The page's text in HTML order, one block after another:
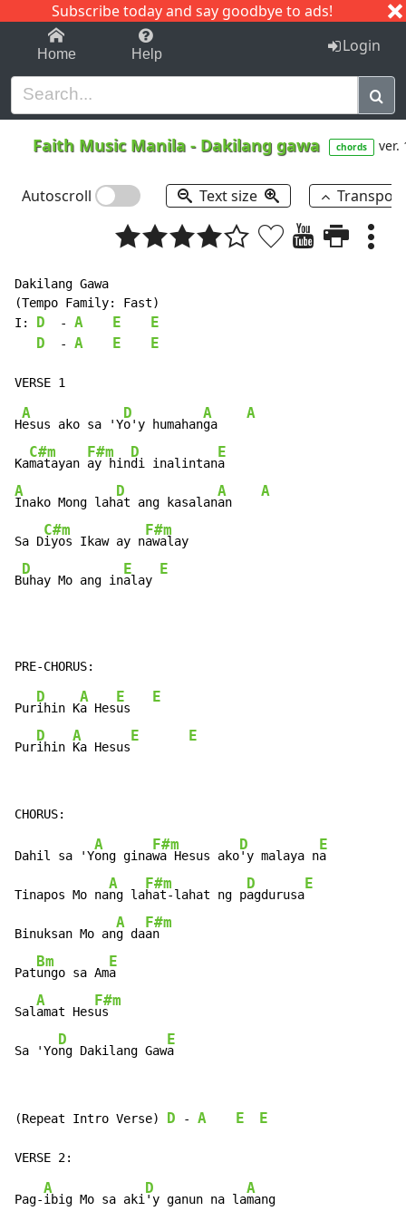
Subscribe today and say goodbye to ads!
1-9 C I J
Home Help Login
Faith Music Manila - Dakilang gawa chords ver.
Autoscroll Text size
Dakilang Gawa
(Tempo Family: Fast)
I:
D - A E
E
D
- A E E
H
A
esus ako sa 'Y
D
o'y humahan
A
ga
A
Ka
C#m
matayan
F#m
ay hin
D
di inalintan
E
A
Inako Mong lah
D
at ang kasalan
A
an
A
Sa D
C#m
iyos Ikaw ay n
F#m
awalay
B
D
uhay Mo ang in
E
alay
E
Pur
D
ihin K
A
a Hes
E
us
E
Pur
D
ihin
A
Ka Hesus
E E
Dahil sa 'Y
A
ong gina
F#m
wa Hesus ako
D
'y malaya n
E
a
Tinapos Mo na
A
ng la
F#m
hat-lahat ng p
D
agdurusa
E
Binuksan Mo an
A
g da
F#m
an
Pat
Bm
ungo sa Am
E
a
Sal
A
amat Hes
F#m
us
Sa 'Yo
D
ng Dakilang Gaw
E
a
(Repeat Intro Verse) D - A E E
Pag-
A
ibig Mo sa aki
D
'y ganun na la
A